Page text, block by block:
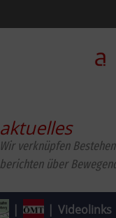
aktuelles
Wir verknüpfen
berichten über
| | Videolinks